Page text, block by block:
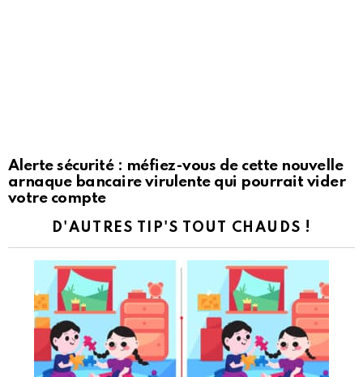
Alerte sécurité : méfiez-vous de cette nouvelle
arnaque bancaire virulente qui pourrait vider
votre compte
D'AUTRES TIP'S TOUT CHAUDS !